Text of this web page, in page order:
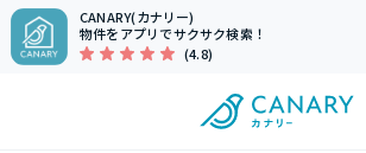
CANARY(カナリー)
物件をアプリでサクサク検索！
(4.8)